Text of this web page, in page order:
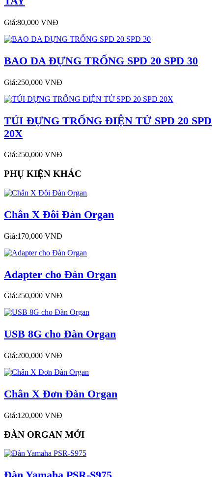
Giá:80,000 VNĐ
BAO DA ĐỰNG TRỐNG SPD 20 SPD 30
Giá:250,000 VNĐ
TÚI ĐỰNG TRỐNG ĐIỆN TỬ SPD 20 SPD
20X
Giá:250,000 VNĐ
PHỤ KIỆN KHÁC
Chân X Đôi Đàn Organ
Giá:170,000 VNĐ
Adapter cho Đàn Organ
Giá:250,000 VNĐ
USB 8G cho Đàn Organ
Giá:200,000 VNĐ
Chân X Đơn Đàn Organ
Giá:120,000 VNĐ
ĐÀN ORGAN MỚI